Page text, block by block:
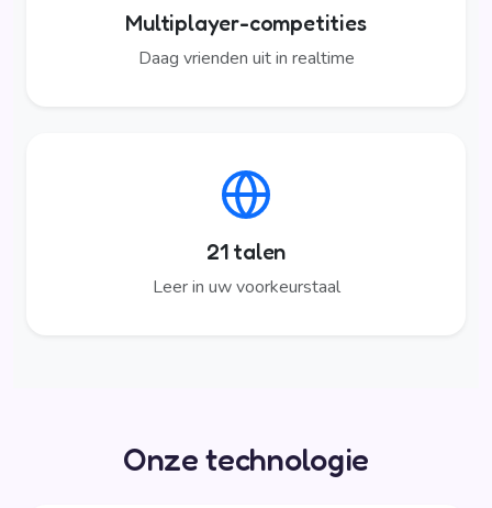
Multiplayer-competities
Daag vrienden uit in realtime
21 talen
Leer in uw voorkeurstaal
Onze technologie